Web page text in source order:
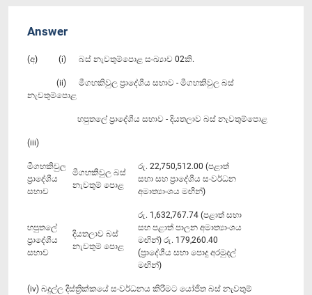
Answer
(අ) (i) බස් නැවතුම්පොළ සංඛ්‍යාව 02කි.
(ii) මීගහකිවුල ප්‍රාදේශීය සභාව - මීගහකිවුල බස්
නැවතුම්පොළ
හපුතලේ ප්‍රාදේශීය සභාව - දියතලාව බස් නැවතුම්පොළ
(iii)
මීගහකිවුල
ප්‍රාදේශීය
සභාව
මීගහකිවුල බස්
නැවතුම් පොළ
රු. 22,750,512.00 (පළාත්
සභා සහ ප්‍රාදේශීය සංවර්ධන
අමාත්‍යාංශය මඟින්)
හපුතලේ
ප්‍රාදේශීය
සභාව
දියතලාව බස්
නැවතුම් පොළ
රු. 1,632,767.74 (පළාත් සභා
සහ පළාත් පාලන අමාත්‍යාංශය
මඟින්) රු. 179,260.40
(ප්‍රාදේශීය සභා පොදු අරමුදල්
මඟින්)
(iv) බදුල්ල දිස්ත්‍රික්ක‍යේ සංවර්ධනය කිරීමට ‍යෝජිත බස් නැවතුම්